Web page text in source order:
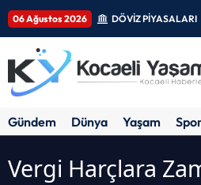
06 Ağustos 2026 DÖVİZ PİYASALARI
Gündem Dünya Yaşam
Vergi Harçlara